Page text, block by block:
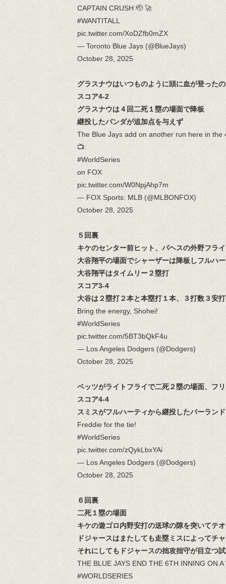
CAPTAIN CRUSH 🫡 🚀
#WANTITALL
pic.twitter.com/XoDZfb0mZX
— Toronto Blue Jays (@BlueJays)
October 28, 2025
グラスナウはいつものように頭に血が登った
スコア4-2
グラスナウは４回二死１塁の場面で降板
継投したバンダが追加点を与えず
The Blue Jays add on another run here in the
📺:
#WorldSeries
on FOX
pic.twitter.com/W0NpjAhp7m
— FOX Sports: MLB (@MLBONFOX)
October 28, 2025
５回裏
キケのセンター前ヒット、パヘスの外野フラ
大谷翔平の場面でシャーザーは降板しフルハ
大谷翔平はタイムリー２塁打
スコア3-4
大谷は２塁打２本と本塁打１本、３打数３安
Bring the energy, Shohei!
#WorldSeries
pic.twitter.com/5BT3bQkF4u
— Los Angeles Dodgers (@Dodgers)
October 28, 2025
ベッツがライトフライで二死２塁の場面、フ
スコア4-4
スミスがフルハーティから継投したバーラン
Freddie for the tie!
#WorldSeries
pic.twitter.com/zQykLbxYAi
— Los Angeles Dodgers (@Dodgers)
October 28, 2025
６回裏
二死１塁の場面
キケの遊ゴロ内野安打の送球の隙を突いてテ
ドジャースはまたしても走塁ミスによってチ
それにしてもドジャースの拙攻拙守が目立つ
THE BLUE JAYS END THE 6TH INNING ON A
#WORLDSERIES